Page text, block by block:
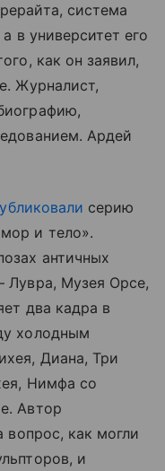
система
в университет его
как он заявил,
Журналист,
Ардей
серию
и тело».
античных
Лувра, Музея Орсе,
два кадра в
холодным
Диана, Три
Нимфа со
Автор
вопрос, как могли
и